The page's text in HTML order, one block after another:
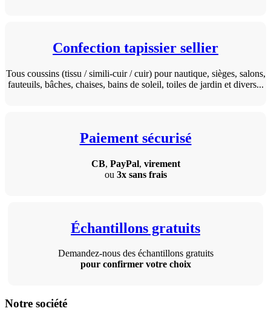
Confection tapissier sellier
Tous coussins (tissu / simili-cuir / cuir) pour nautique, sièges, salons,
fauteuils, bâches, chaises, bains de soleil, toiles de jardin et divers...
Paiement sécurisé
CB, PayPal, virement
ou 3x sans frais
Échantillons gratuits
Demandez-nous des échantillons gratuits
pour confirmer votre choix
Notre société